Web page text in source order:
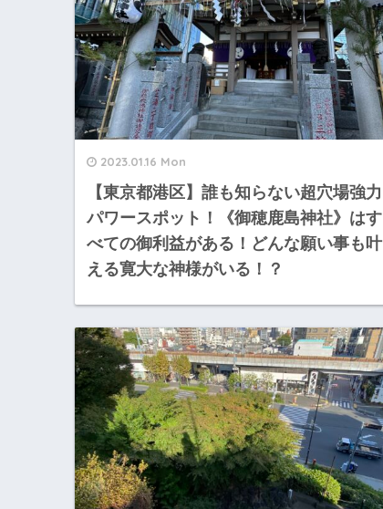
2023.01.16 Mon
【東京都港区】誰も知らない超穴場強力
パワースポット！《御穂鹿島神社》はす
べての御利益がある！どんな願い事も叶
える寛大な神様がいる！？